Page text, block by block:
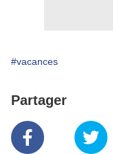
#vacances
Partager